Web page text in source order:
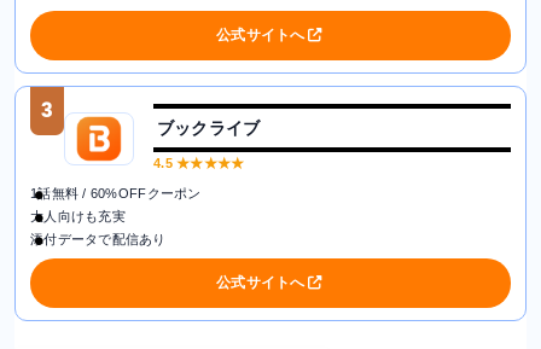
公式サイトへ
3
ブックライブ
4.5★★★★★
1話無料 / 60%OFFクーポン
大人向けも充実
添付データで配信あり
公式サイトへ